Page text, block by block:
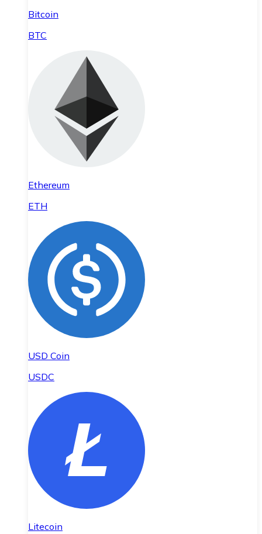
Bitcoin
BTC
Ethereum
ETH
USD Coin
USDC
Litecoin